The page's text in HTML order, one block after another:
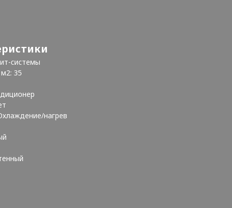
системы
35
нагрев